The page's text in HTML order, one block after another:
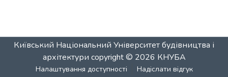
Київський Національний Університет будівництва і
архітектури copyright © 2026 КНУБА
Налаштування доступності Надіслати відгук